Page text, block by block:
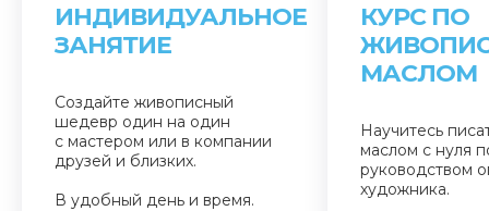
ИНДИВИДУАЛЬНОЕ
ЗАНЯТИЕ
Создайте живописный
шедевр один на один
с мастером или в компании
друзей и близких.
В удобный день и время.
КУРС ПО
МАСЛОМ
Научитесь
маслом с нуля
руководством
художника.